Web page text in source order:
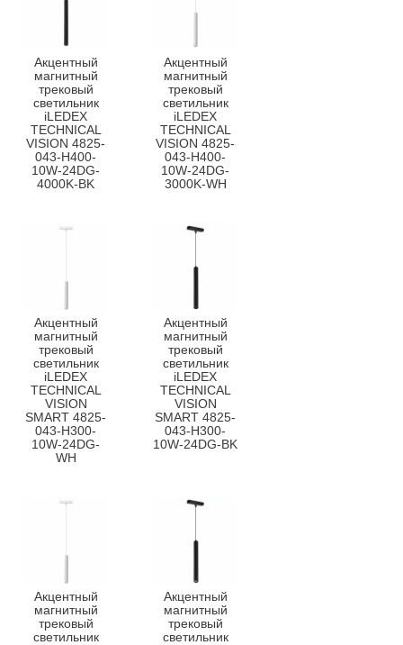
Акцентный
магнитный
трековый
светильник
iLEDEX
TECHNICAL
VISION 4825-
043-H400-
10W-24DG-
4000K-BK
Акцентный
магнитный
трековый
светильник
iLEDEX
TECHNICAL
VISION 4825-
043-H400-
10W-24DG-
3000K-WH
Акцентный
магнитный
трековый
светильник
iLEDEX
TECHNICAL
VISION
SMART 4825-
043-H300-
10W-24DG-
WH
Акцентный
магнитный
трековый
светильник
iLEDEX
TECHNICAL
VISION
SMART 4825-
043-H300-
10W-24DG-BK
Акцентный
магнитный
трековый
светильник
Акцентный
магнитный
трековый
светильник